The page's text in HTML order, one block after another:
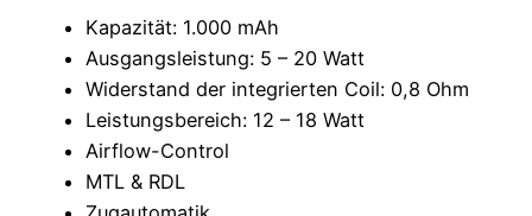
Kapazität: 1.000 mAh
Ausgangsleistung: 5 – 20 Watt
Widerstand der integrierten Coil: 0,8 Ohm
Leistungsbereich: 12 – 18 Watt
Airflow-Control
MTL & RDL